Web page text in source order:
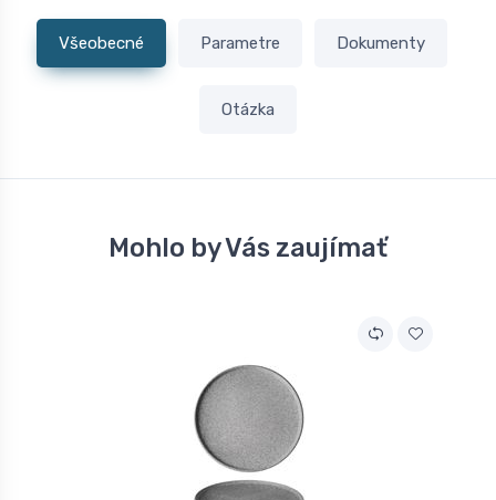
Všeobecné Parametre Dokumenty
Otázka
Mohlo by Vás zaujímať